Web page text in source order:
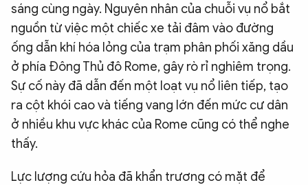
sáng cùng ngày. Nguyên nhân của chuỗi vụ nổ bắt
nguồn từ việc một chiếc xe tải đâm vào đường
ống dẫn khí hóa lỏng của trạm phân phối xăng dầu
ở phía Đông Thủ đô Rome, gây rò rỉ nghiêm trọng.
Sự cố này đã dẫn đến một loạt vụ nổ liên tiếp, tạo
ra cột khói cao và tiếng vang lớn đến mức cư dân
ở nhiều khu vực khác của Rome cũng có thể nghe
thấy.
Lực lượng cứu hỏa đã khẩn trương có mặt để